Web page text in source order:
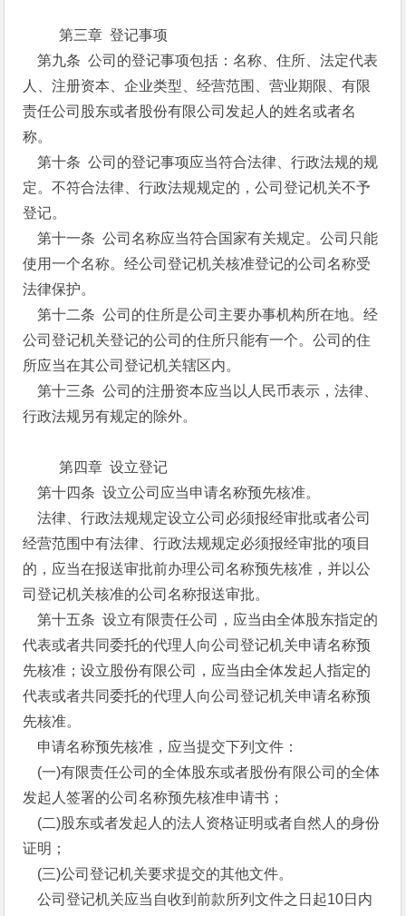
第三章 登记事项
第九条 公司的登记事项包括：名称、住所、法定代表
人、注册资本、企业类型、经营范围、营业期限、有限
责任公司股东或者股份有限公司发起人的姓名或者名
称。
第十条 公司的登记事项应当符合法律、行政法规的规
定。不符合法律、行政法规规定的，公司登记机关不予
登记。
第十一条 公司名称应当符合国家有关规定。公司只能
使用一个名称。经公司登记机关核准登记的公司名称受
法律保护。
第十二条 公司的住所是公司主要办事机构所在地。经
公司登记机关登记的公司的住所只能有一个。公司的住
所应当在其公司登记机关辖区内。
第十三条 公司的注册资本应当以人民币表示，法律、
行政法规另有规定的除外。
第四章 设立登记
第十四条 设立公司应当申请名称预先核准。
法律、行政法规规定设立公司必须报经审批或者公司
经营范围中有法律、行政法规规定必须报经审批的项目
的，应当在报送审批前办理公司名称预先核准，并以公
司登记机关核准的公司名称报送审批。
第十五条 设立有限责任公司，应当由全体股东指定的
代表或者共同委托的代理人向公司登记机关申请名称预
先核准；设立股份有限公司，应当由全体发起人指定的
代表或者共同委托的代理人向公司登记机关申请名称预
先核准。
申请名称预先核准，应当提交下列文件：
(一)有限责任公司的全体股东或者股份有限公司的全体
发起人签署的公司名称预先核准申请书；
(二)股东或者发起人的法人资格证明或者自然人的身份
证明；
(三)公司登记机关要求提交的其他文件。
公司登记机关应当自收到前款所列文件之日起10日内